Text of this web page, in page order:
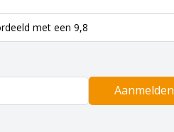
met een 9,8
Aanmelden